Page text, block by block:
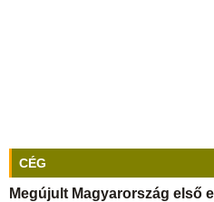
CÉG
Megújult Magyarország első